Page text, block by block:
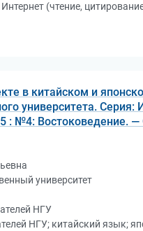
(чтение,
в китайском и
университета. Серия:
: №4: Востоковедение. —
университет
НГУ
НГУ; китайский язык;